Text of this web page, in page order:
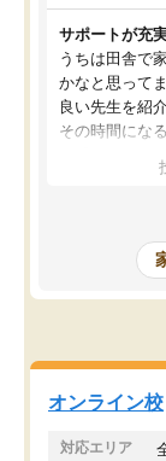
サポートが充
うちは田舎で
かなと思って
良い先生を紹
その時間にな
を開いて
た！5科目な
めて1年ほど
科目が増えて
であるので無
がら頑張って
オンライン校
対応エリア